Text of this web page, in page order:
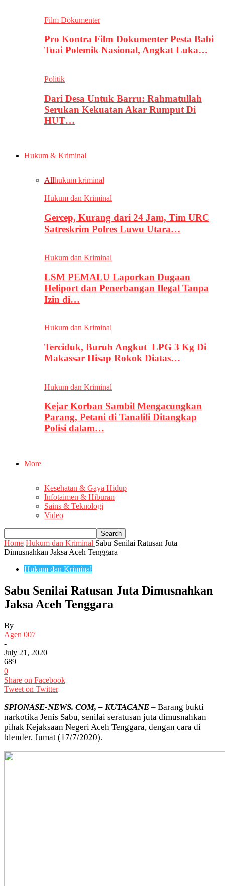
Film Dokumenter
Pro Kontra Film Dokumenter Pesta Babi
Tuai Polemik Nasional, Angkat Luka…
Politik
Dari Desa Untuk Barru: Rahmatullah
Serukan Kekuatan Akar Rumput Di
HUT…
Hukum & Kriminal
Allhukum kriminal
Hukum dan Kriminal
Gercep, Kurang dari 24 Jam, Tim URC
Satreskrim Polres Luwu Utara…
Hukum dan Kriminal
LSM PEMALU Laporkan Dugaan
Heliport dan Penerbangan Ilegal Tanpa
Izin di…
Hukum dan Kriminal
Terciduk, Buruh Angkut LPG 3 Kg Di
Makassar Hisap Rokok Diatas…
Hukum dan Kriminal
Kejar Korban Sambil Mengacungkan
Parang, Petani di Tanalili Ditangkap
Polisi dalam…
More
Kesehatan & Gaya Hidup
Infotaimen & Hiburan
Sains & Teknologi
Video
Home Hukum dan Kriminal Sabu Senilai Ratusan Juta
Dimusnahkan Jaksa Aceh Tenggara
Hukum dan Kriminal
Sabu Senilai Ratusan Juta Dimusnahkan
Jaksa Aceh Tenggara
By
Agen 007
-
July 21, 2020
689
0
Share on Facebook
Tweet on Twitter
SPIONASE-NEWS. COM, – KUTACANE – Barang bukti
narkotika Jenis Sabu, senilai seratusan juta dimusnahkan
pihak Kejaksaan Negeri Aceh Tenggara, dengan cara di
blender, Jumat (17/7/2020).